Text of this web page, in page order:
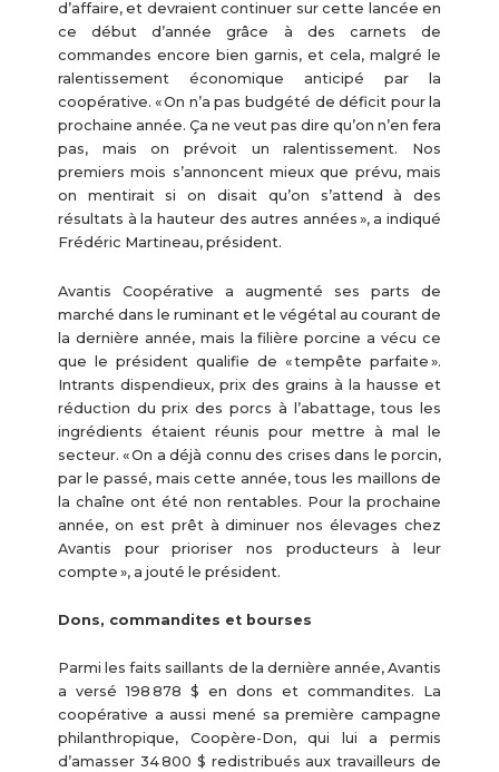
d’affaire, et devraient continuer sur cette lancée en
ce début d’année grâce à des carnets de
commandes encore bien garnis, et cela, malgré le
ralentissement économique anticipé par la
coopérative. « On n’a pas budgété de déficit pour la
prochaine année. Ça ne veut pas dire qu’on n’en fera
pas, mais on prévoit un ralentissement. Nos
premiers mois s’annoncent mieux que prévu, mais
on mentirait si on disait qu’on s’attend à des
résultats à la hauteur des autres années », a indiqué
Frédéric Martineau, président.
Avantis Coopérative a augmenté ses parts de
marché dans le ruminant et le végétal au courant de
la dernière année, mais la filière porcine a vécu ce
que le président qualifie de « tempête parfaite ».
Intrants dispendieux, prix des grains à la hausse et
réduction du prix des porcs à l’abattage, tous les
ingrédients étaient réunis pour mettre à mal le
secteur. « On a déjà connu des crises dans le porcin,
par le passé, mais cette année, tous les maillons de
la chaîne ont été non rentables. Pour la prochaine
année, on est prêt à diminuer nos élevages chez
Avantis pour prioriser nos producteurs à leur
compte », a jouté le président.
Dons, commandites et bourses
Parmi les faits saillants de la dernière année, Avantis
a versé 198 878 $ en dons et commandites. La
coopérative a aussi mené sa première campagne
philanthropique, Coopère-Don, qui lui a permis
d’amasser 34 800 $ redistribués aux travailleurs de